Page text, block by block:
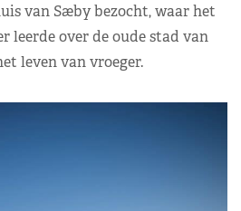
van Sæby bezocht, waar het
leerde over de oude stad van
leven van vroeger.